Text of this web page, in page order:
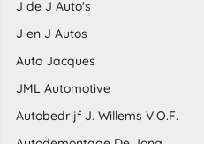
J de J Auto's
J en J Autos
Auto Jacques
JML Automotive
Autobedrijf J. Willems V.O.F.